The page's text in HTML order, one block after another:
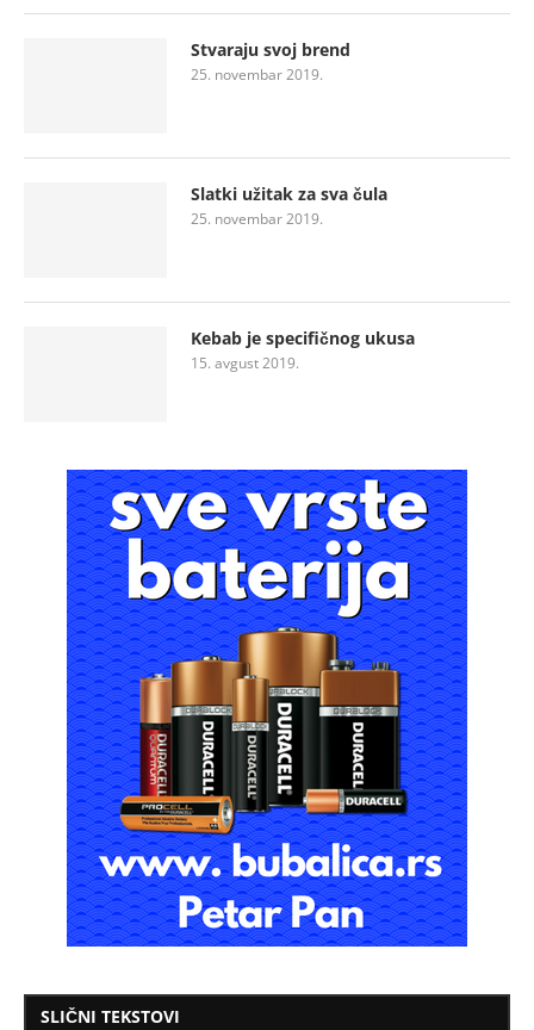
Stvaraju svoj brend
25. novembar 2019.
Slatki užitak za sva čula
25. novembar 2019.
Kebab je specifičnog ukusa
15. avgust 2019.
SLIČNI TEKSTOVI